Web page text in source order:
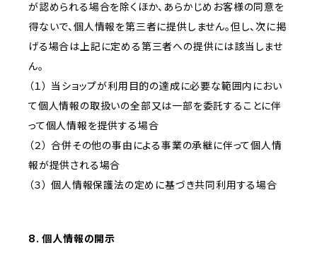
が認められる場合を除くほか、あらかじめお客様の同意を
得ないで、個人情報を第三者に提供しません。但し、次に掲
げる場合は上記に定める第三者への提供には該当しませ
ん。
（１） 当ショップが利用目的の達成に必要な範囲内におい
て個人情報の取扱いの全部又は一部を委託することに伴
って個人情報を提供する場合
（２） 合併その他の事由による事業の承継に伴って個人情
報が提供される場合
（３） 個人情報保護法の定めに基づき共同利用する場合
8. 個人情報の開示